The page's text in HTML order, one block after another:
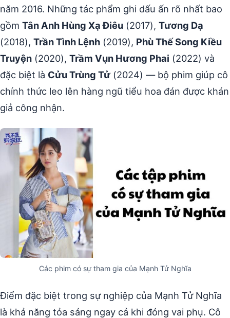
năm 2016. Những tác phẩm ghi dấu ấn rõ nhất bao
gồm Tân Anh Hùng Xạ Điêu (2017), Tương Dạ
(2018), Trần Tình Lệnh (2019), Phù Thế Song Kiều
Truyện (2020), Trầm Vụn Hương Phai (2022) và
đặc biệt là Cửu Trùng Tử (2024) — bộ phim giúp cô
chính thức leo lên hàng ngũ tiểu hoa đán được khán
giả công nhận.
Các phim có sự tham gia của Mạnh Tử Nghĩa
Điểm đặc biệt trong sự nghiệp của Mạnh Tử Nghĩa
là khả năng tỏa sáng ngay cả khi đóng vai phụ. Cô